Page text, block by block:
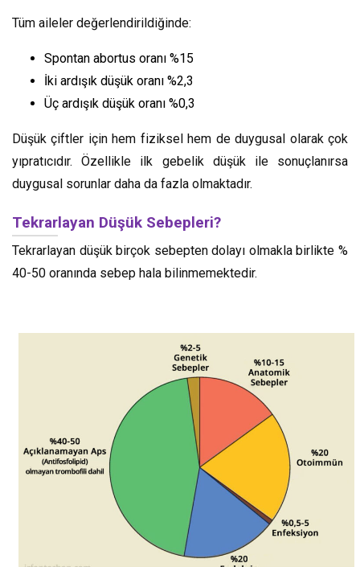
Tüm aileler değerlendirildiğinde:
Spontan abortus oranı %15
İki ardışık düşük oranı %2,3
Üç ardışık düşük oranı %0,3
Düşük çiftler için hem fiziksel hem de duygusal olarak çok
yıpratıcıdır. Özellikle ilk gebelik düşük ile sonuçlanırsa
duygusal sorunlar daha da fazla olmaktadır.
Tekrarlayan Düşük Sebepleri?
Tekrarlayan düşük birçok sebepten dolayı olmakla birlikte %
40-50 oranında sebep hala bilinmemektedir.